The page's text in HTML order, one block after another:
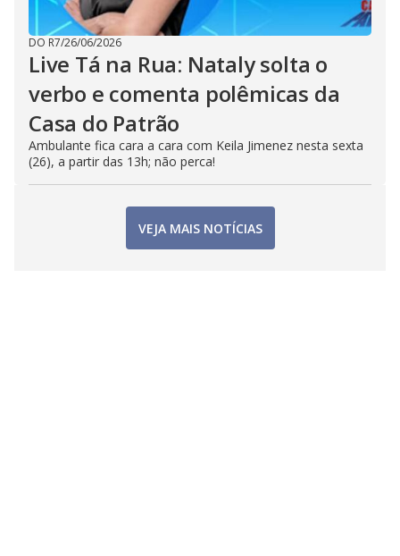
DO R7/26/06/2026
Live Tá na Rua: Nataly solta o
verbo e comenta polêmicas da
Casa do Patrão
Ambulante fica cara a cara com Keila Jimenez nesta sexta
(26), a partir das 13h; não perca!
VEJA MAIS NOTÍCIAS